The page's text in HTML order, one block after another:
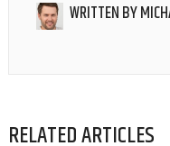
WRITTEN BY
RELATED ARTICLES